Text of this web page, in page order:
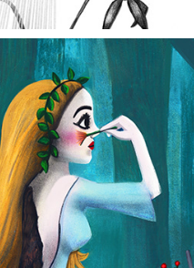
Makeup-
2025